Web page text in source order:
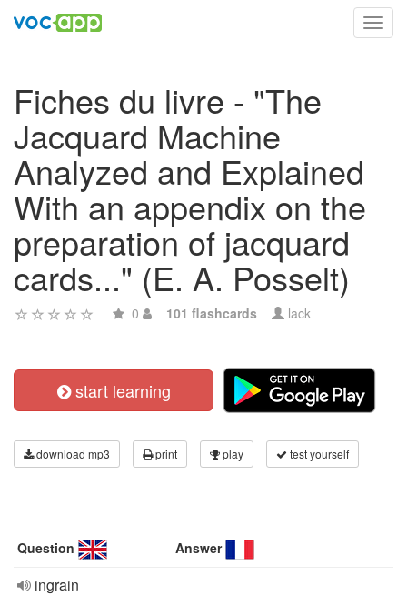
Fiches du livre - "The
Jacquard Machine
Analyzed and Explained
With an appendix on the
preparation of jacquard
cards..." (E. A. Posselt)
0 101 flashcards lack
start learning
download mp3 print play test yourself
Question Answer
ingrain